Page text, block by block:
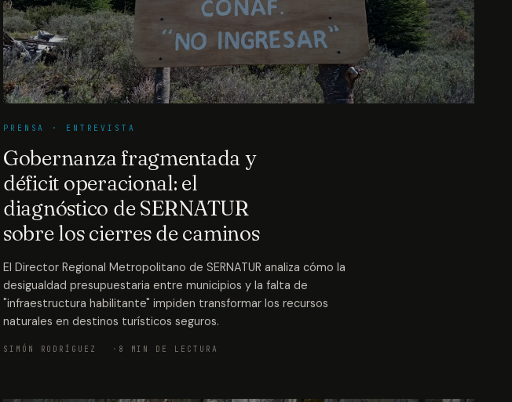
PRENSA · ENTREVISTA
Gobernanza fragmentada y
déficit operacional: el
diagnóstico de SERNATUR
sobre los cierres de caminos
El Director Regional Metropolitano de SERNATUR analiza cómo la
desigualdad presupuestaria entre municipios y la falta de
"infraestructura habilitante" impiden transformar los recursos
naturales en destinos turísticos seguros.
SIMÓN RODRÍGUEZ 8 MIN DE LECTURA